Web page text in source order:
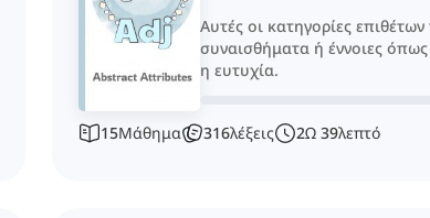
Αυτές οι κατηγορίες
συναισθήματα ή έννοιες
η ευτυχία.
15Μάθημα 316λέξεις 2Ω 39λεπτό